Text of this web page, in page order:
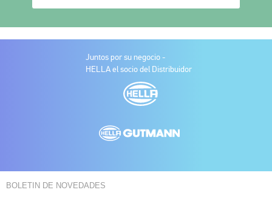
Juntos por su negocio -
HELLA el socio del Distribuidor
BOLETIN DE NOVEDADES